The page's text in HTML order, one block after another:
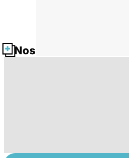
Nos fiches santé